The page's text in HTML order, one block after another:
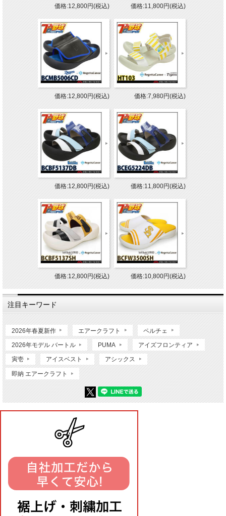
価格:12,800円(税込) 価格:11,800円(税込)
価格:12,800円(税込) 価格:7,980円(税込)
価格:12,800円(税込) 価格:11,800円(税込)
価格:12,800円(税込) 価格:10,800円(税込)
注目キーワード
2026年春夏新作 エアークラフト ペルチェ
2026年モデル バートル PUMA アイズフロンティア
寅壱 アイスベスト アシックス
即納 エアークラフト